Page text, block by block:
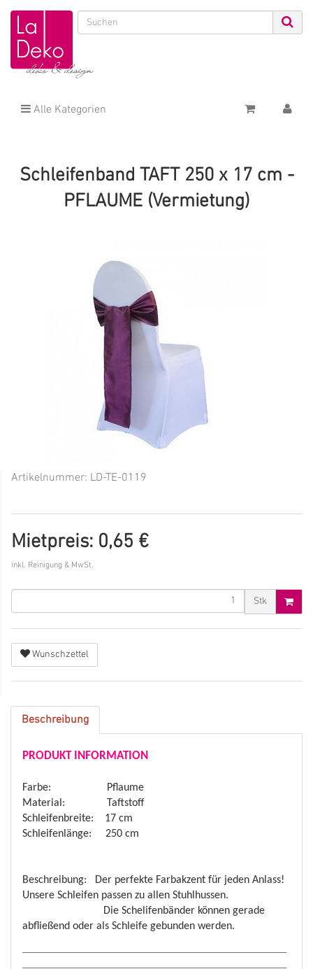
Alle Kategorien
Schleifenband TAFT 250 x 17 cm -
PFLAUME (Vermietung)
Artikelnummer: LD-TE-0119
Mietpreis: 0,65 €
inkl. Reinigung & MwSt.
Stk
Wunschzettel
Beschreibung
PRODUKT INFORMATION
Farbe: Pflaume
Material: Taftstoff
Schleifenbreite: 17 cm
Schleifenlänge: 250 cm
Beschreibung: Der perfekte Farbakzent für jeden Anlass!
Unsere Schleifen passen zu allen Stuhlhussen.
Die Schelifenbänder können gerade
abfließend oder als Schleife gebunden werden.